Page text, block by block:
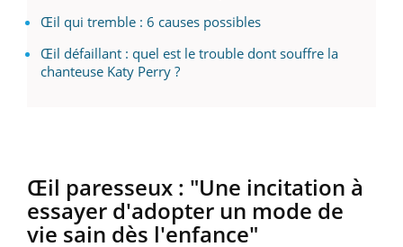
Œil qui tremble : 6 causes possibles
Œil défaillant : quel est le trouble dont souffre la
chanteuse Katy Perry ?
Œil paresseux : "Une incitation à
essayer d'adopter un mode de
vie sain dès l'enfance"